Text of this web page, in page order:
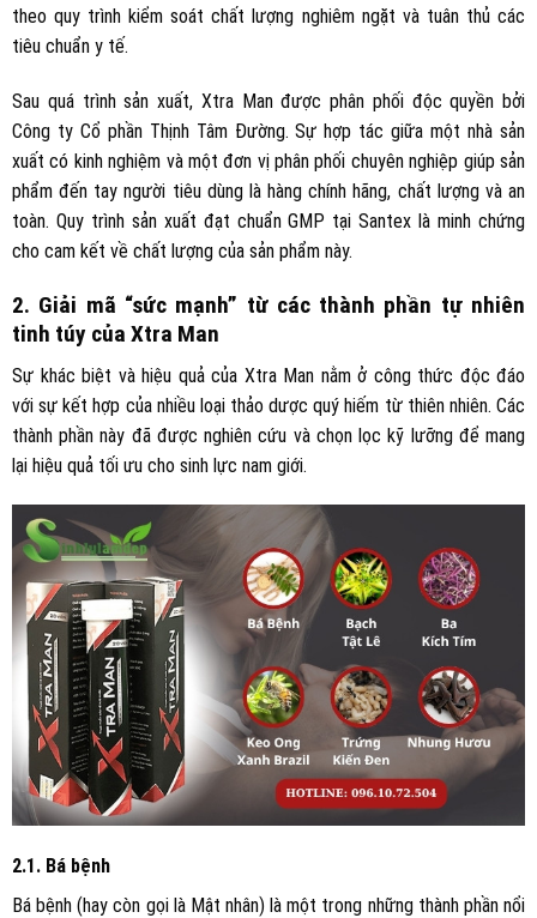
theo quy trình kiểm soát chất lượng nghiêm ngặt và tuân thủ các
tiêu chuẩn y tế.
Sau quá trình sản xuất, Xtra Man được phân phối độc quyền bởi
Công ty Cổ phần Thịnh Tâm Đường. Sự hợp tác giữa một nhà sản
xuất có kinh nghiệm và một đơn vị phân phối chuyên nghiệp giúp sản
phẩm đến tay người tiêu dùng là hàng chính hãng, chất lượng và an
toàn. Quy trình sản xuất đạt chuẩn GMP tại Santex là minh chứng
cho cam kết về chất lượng của sản phẩm này.
2. Giải mã “sức mạnh” từ các thành phần tự nhiên
tinh túy của Xtra Man
Sự khác biệt và hiệu quả của Xtra Man nằm ở công thức độc đáo
với sự kết hợp của nhiều loại thảo dược quý hiếm từ thiên nhiên. Các
thành phần này đã được nghiên cứu và chọn lọc kỹ lưỡng để mang
lại hiệu quả tối ưu cho sinh lực nam giới.
2.1. Bá bệnh
Bá bệnh (hay còn gọi là Mật nhân) là một trong những thành phần nổi